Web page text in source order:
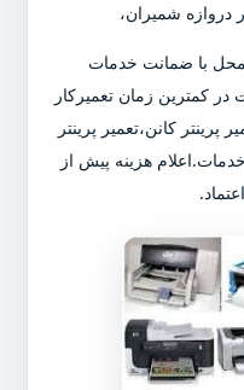
دروازه شمیران،
محل با ضمانت خدمات
کمترین زمان تعمیرکار
پرینتر کانن،تعمیر پرینتر
هزینه پیش از